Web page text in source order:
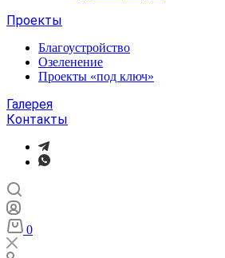
Проекты
Благоустройство
Озеленение
Проекты «под ключ»
Галерея
Контакты
0